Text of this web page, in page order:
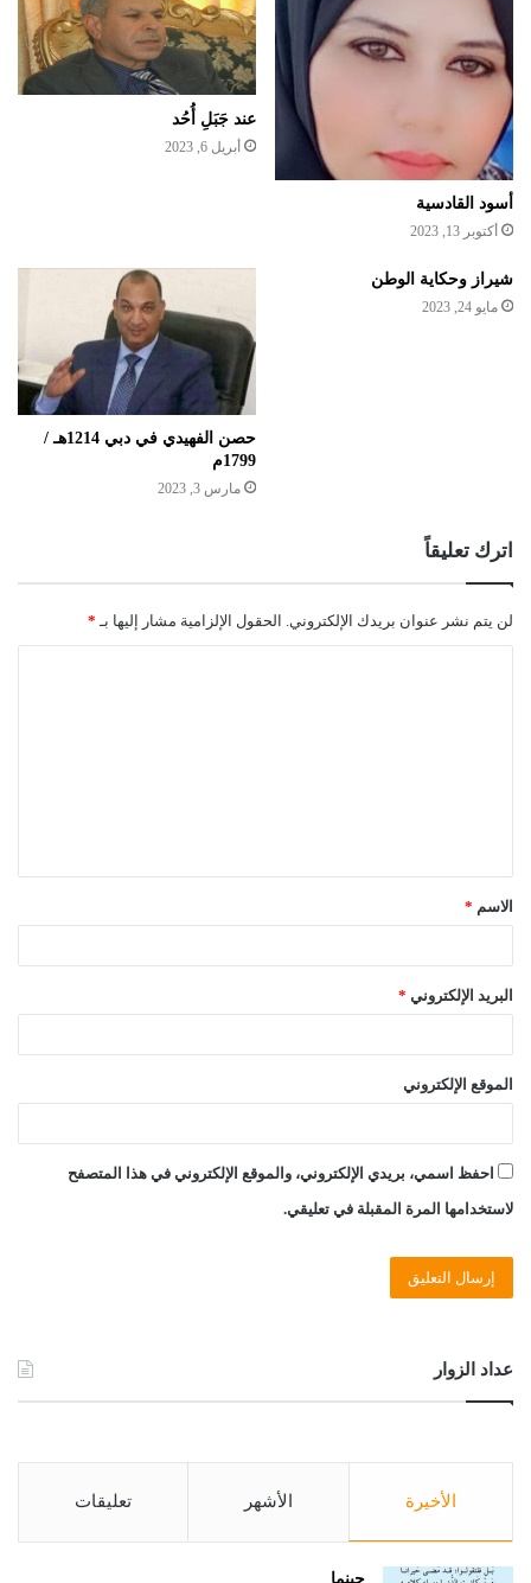
أسود القادسية
أكتوبر 13, 2023
عند جَبَلِ أُحُد
أبريل 6, 2023
شيراز وحكاية الوطن
مايو 24, 2023
حصن الفهيدي في دبي 1214هـ /
1799م
مارس 3, 2023
اترك تعليقاً
لن يتم نشر عنوان بريدك الإلكتروني. الحقول الإلزامية مشار إليها بـ *
ق
*الاسم *
البريد الإلكتروني *
الموقع الإلكتروني
احفظ اسمي، بريدي الإلكتروني، والموقع الإلكتروني في هذا المتصفح
لاستخدامها المرة المقبلة في تعليقي.
عداد الزوار
الأخيرة الأشهر تعليقات
حينما